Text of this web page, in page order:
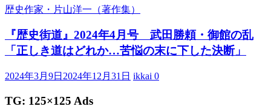
歴史作家・片山洋一（著作集）
『歴史街道』2024年4月号 武田勝頼・御館の乱
「正しき道はどれか…苦悩の末に下した決断」
2024年3月9日 2024年12月31日 ikkai 0
TG: 125×125 Ads